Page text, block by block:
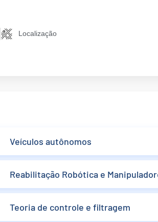
Localização
Veículos autônomos
Reabilitação Robótica e
Teoria de controle e filtragem